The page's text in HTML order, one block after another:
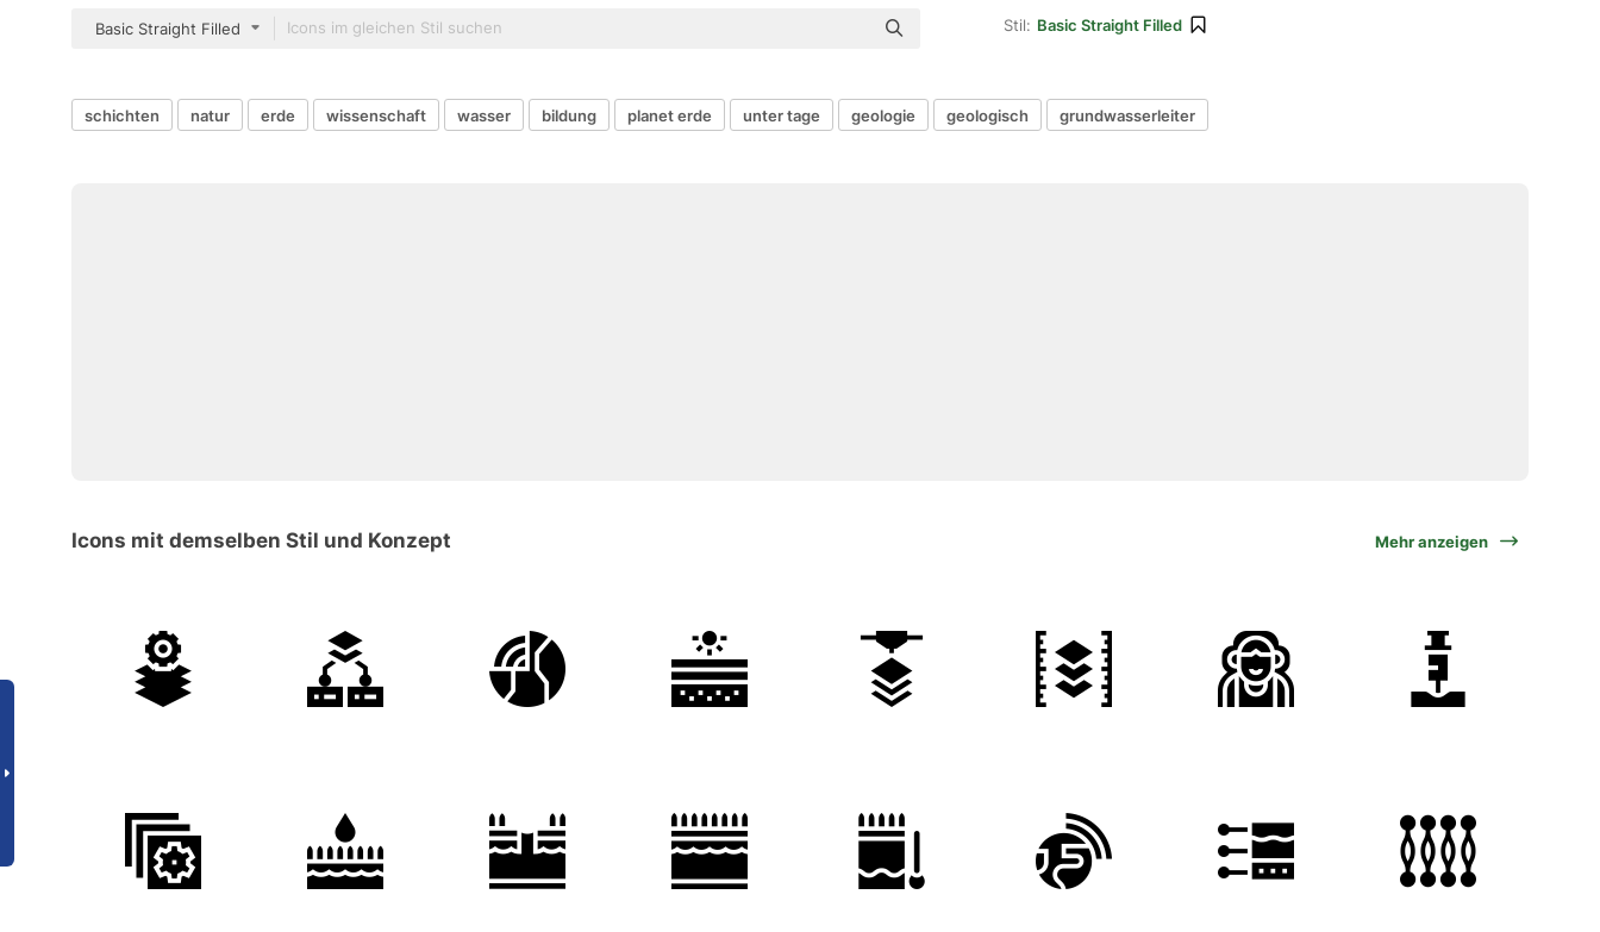
Basic Straight Filled
Stil: Basic Straight Filled
schichten natur erde wissenschaft wasser bildung planet erde unter tage geologie geologisch grundwasserleiter
Icons mit demselben Stil und Konzept Mehr anzeigen